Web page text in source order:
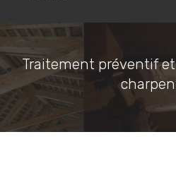
Traitement préventif